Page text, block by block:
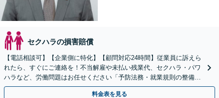
セクハラの損害賠償
【電話相談可】【企業側に特化】【顧問対応24時間】従業員に訴えら
れたら、すぐにご連絡を！不当解雇や未払い残業代、セクハラ・パワ
ハラなど、労働問題はお任せください「予防法務・就業規則の整備で
トラブルを未然に防ぐ」【英語・韓国語対応】
料金表を見る